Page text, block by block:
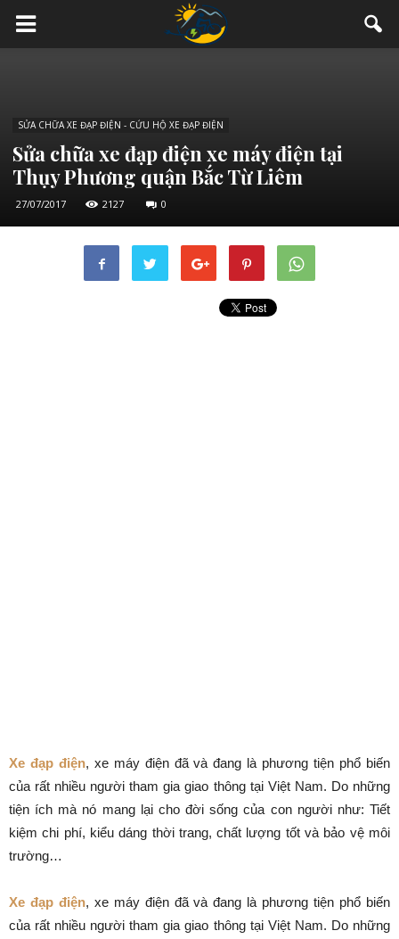
SỬA CHỮA XE ĐẠP ĐIỆN - CỨU HỘ XE ĐẠP ĐIỆN
Sửa chữa xe đạp điện xe máy điện tại
Thụy Phương quận Bắc Từ Liêm
27/07/2017 2127 0
Xe đạp điện, xe máy điện đã và đang là phương tiện phổ biến
của rất nhiều người tham gia giao thông tại Việt Nam. Do những
tiện ích mà nó mang lại cho đời sống của con người như: Tiết
kiệm chi phí, kiểu dáng thời trang, chất lượng tốt và bảo vệ môi
trường…
Xe đạp điện, xe máy điện đã và đang là phương tiện phổ biến
của rất nhiều người tham gia giao thông tại Việt Nam. Do những